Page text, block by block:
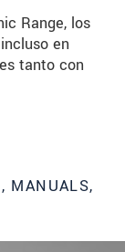
Range, los
en
tanto con
MANUALS,